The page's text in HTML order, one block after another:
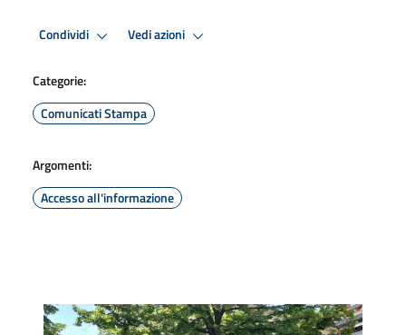
Condividi Vedi azioni
Categorie:
Comunicati Stampa
Argomenti:
Accesso all'informazione